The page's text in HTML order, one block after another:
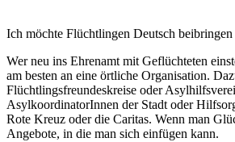
Ich möchte Flüchtlingen Deutsch
Wer neu ins Ehrenamt mit Geflüchteten
am besten an eine örtliche Organisation.
Flüchtlingsfreundeskreise oder
AsylkoordinatorInnen der Stadt oder
Rote Kreuz oder die Caritas. Wenn man
Angebote, in die man sich einfügen kann.